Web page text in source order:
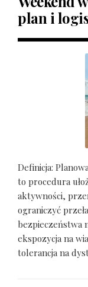
plan i
Definicja:
to procedura
aktywności,
ograniczyć
bezpieczeństwa
ekspozycja na
tolerancja na